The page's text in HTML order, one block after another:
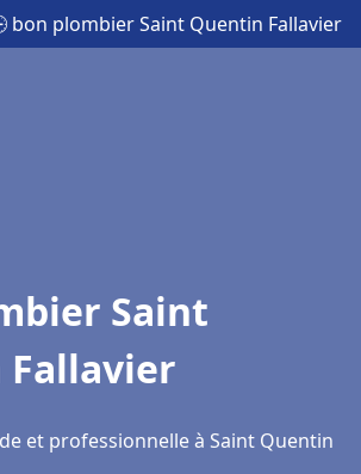
bon plombier Saint Quentin Fallavier
Saint
et professionnelle à Saint Quentin